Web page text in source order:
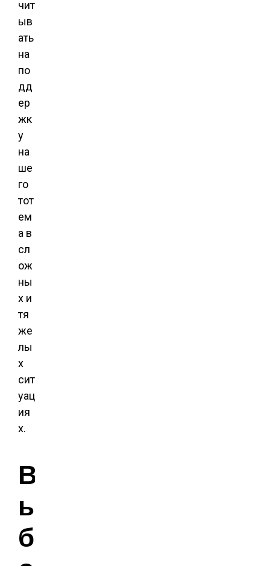
чит
ыв
ать
на
по
дд
ер
жк
у
на
ше
го
тот
ем
а в
сл
ож
ны
х и
тя
же
лы
х
сит
уац
ия
х.
В
ы
б